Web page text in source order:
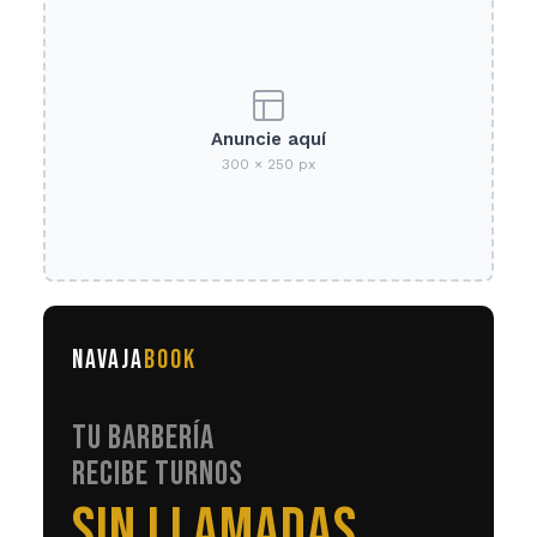
Anuncie aquí
300 × 250 px
NAVAJABOOK
TU BARBERÍA
RECIBE TURNOS